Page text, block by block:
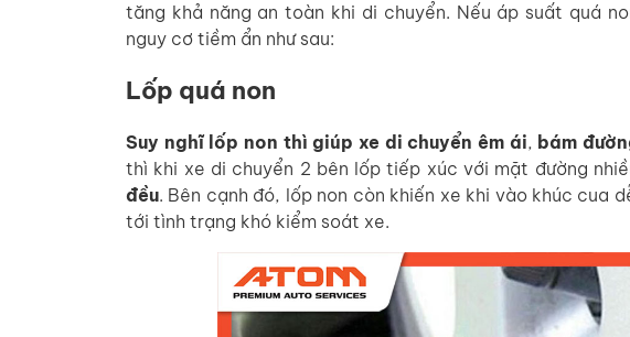
tăng khả năng an toàn khi di chuyển. Nếu áp suất quá
nguy cơ tiềm ẩn như sau:
Lốp quá non
Suy nghĩ lốp non thì giúp xe di chuyển êm ái, bám
thì khi xe di chuyển 2 bên lốp tiếp xúc với mặt đường
đều. Bên cạnh đó, lốp non còn khiến xe khi vào khúc cua
tới tình trạng khó kiểm soát xe.